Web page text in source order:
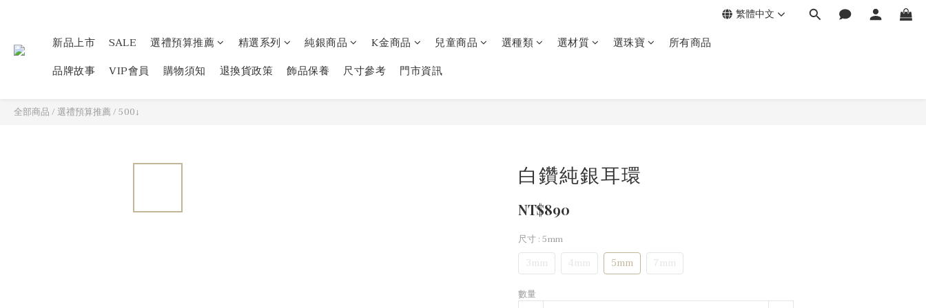
繁體中文
新品上市 SALE 選禮預算推薦 精選系列 純銀商品 K金商品 兒童商品 選種類 選材質 選珠寶
所有商品
品牌故事
VIP會員 購物須知 退換貨政策 飾品保養 尺寸參考 門市資訊
全部商品/選禮預算推薦/500↓
白鑽純銀耳環
NT$890
尺寸: 5mm
3mm 4mm 5mm 7mm
數量